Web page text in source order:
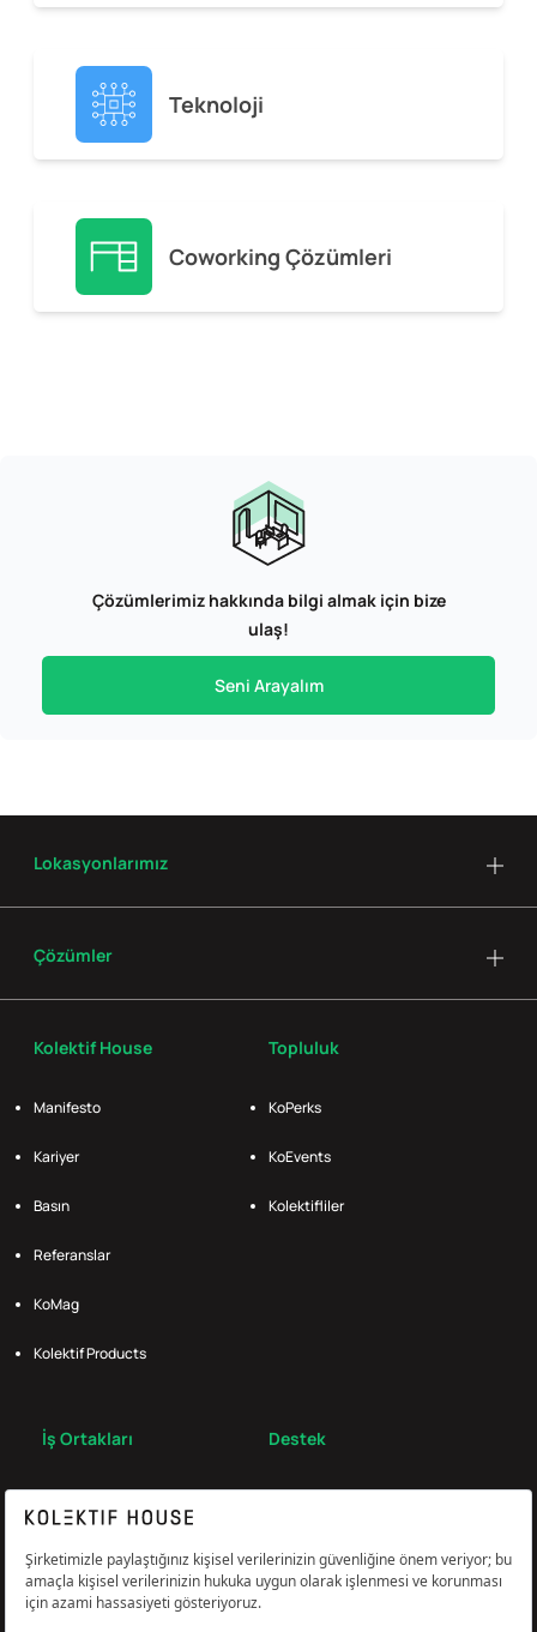
Teknoloji
Coworking Çözümleri
Çözümlerimiz hakkında bilgi almak için bize
ulaş!
Seni Arayalım
Kolektif House
Manifesto
Kariyer
Basın
Referanslar
KoMag
Kolektif Products
Topluluk
KoPerks
KoEvents
Kolektifliler
İş Ortakları Destek
Lokasyonlarımız
Çözümler